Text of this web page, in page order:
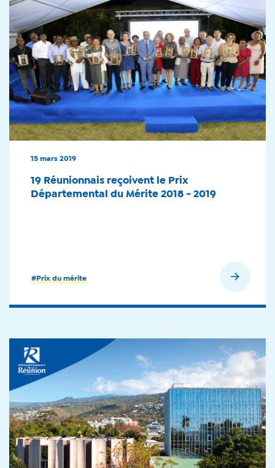
#Prix du mérite
15 mars 2019
19 Réunionnais reçoivent le Prix
Départemental du Mérite 2018 - 2019